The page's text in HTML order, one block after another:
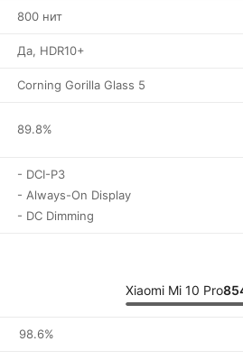
800 нит
Да, HDR10+
Corning Gorilla Glass 5
89.8%
- DCI-P3
- Always-On Display
- DC Dimming
Xiaomi Mi 10 Pro
98.6%